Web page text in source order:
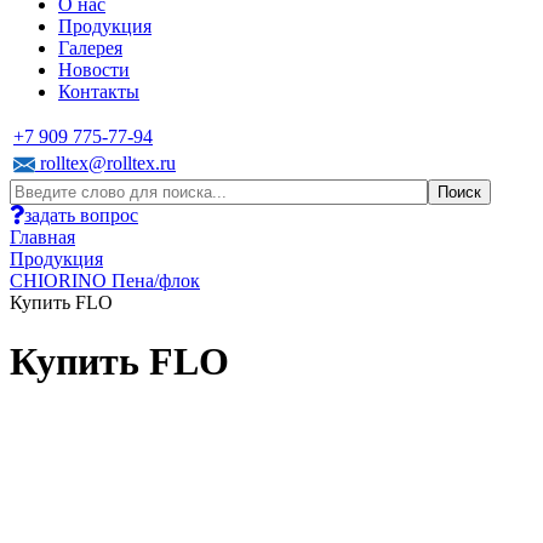
О нас
Продукция
Галерея
Новости
Контакты
+7 909 775-77-94
rolltex@rolltex.ru
задать вопрос
Главная
Продукция
CHIORINO Пена/флок
Купить FLO
Купить FLO